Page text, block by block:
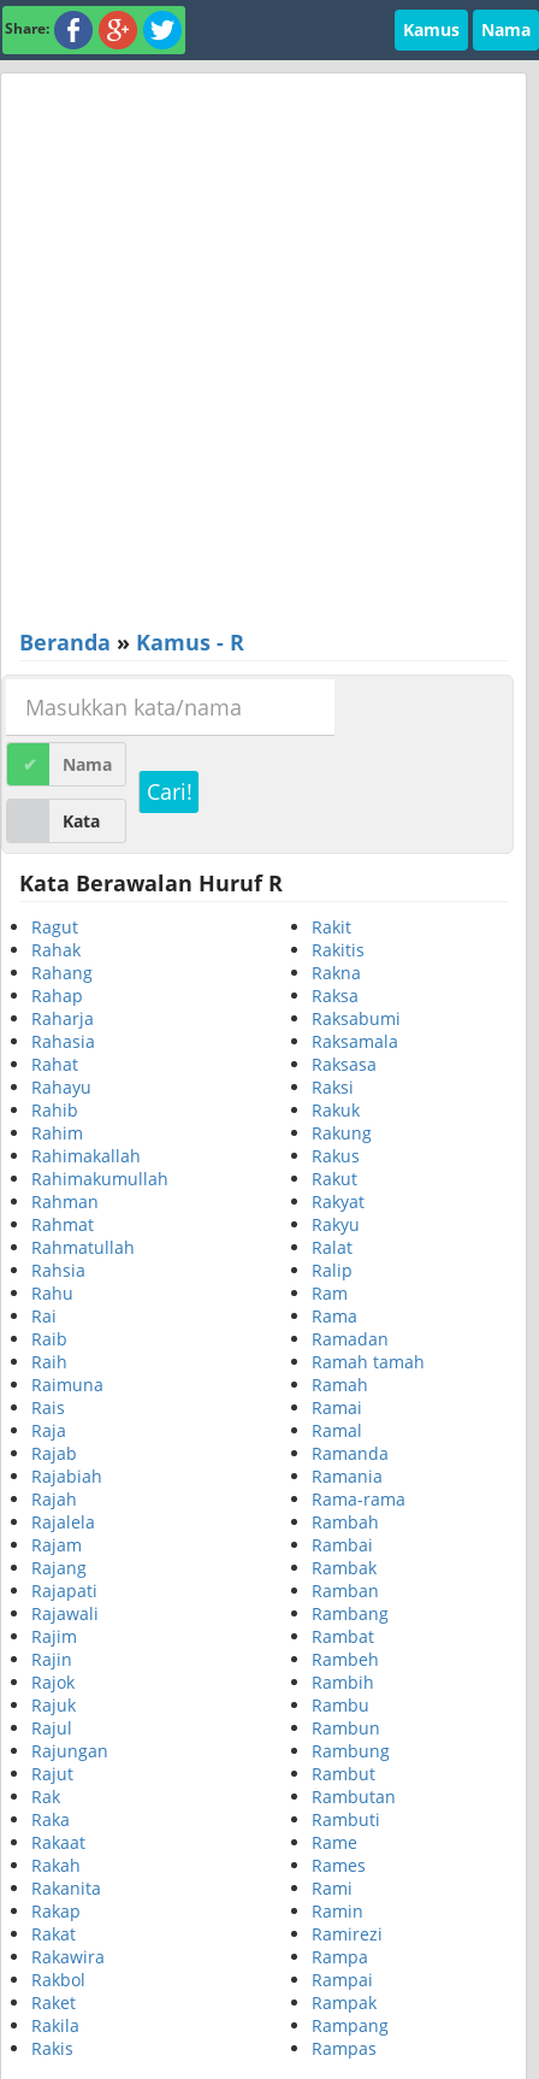
Share: Kamus Nama
Beranda » Kamus - R
Nama
Kata
Cari!
Kata Berawalan Huruf R
Ragut
Rahak
Rahang
Rahap
Raharja
Rahasia
Rahat
Rahayu
Rahib
Rahim
Rahimakallah
Rahimakumullah
Rahman
Rahmat
Rahmatullah
Rahsia
Rahu
Rai
Raib
Raih
Raimuna
Rais
Raja
Rajab
Rajabiah
Rajah
Rajalela
Rajam
Rajang
Rajapati
Rajawali
Rajim
Rajin
Rajok
Rajuk
Rajul
Rajungan
Rajut
Rak
Raka
Rakaat
Rakah
Rakanita
Rakap
Rakat
Rakawira
Rakbol
Raket
Rakila
Rakis
Rakit
Rakitis
Rakna
Raksa
Raksabumi
Raksamala
Raksasa
Raksi
Rakuk
Rakung
Rakus
Rakut
Rakyat
Rakyu
Ralat
Ralip
Ram
Rama
Ramadan
Ramah tamah
Ramah
Ramai
Ramal
Ramanda
Ramania
Rama-rama
Rambah
Rambai
Rambak
Ramban
Rambang
Rambat
Rambeh
Rambih
Rambu
Rambun
Rambung
Rambut
Rambutan
Rambuti
Rame
Rames
Rami
Ramin
Ramirezi
Rampa
Rampai
Rampak
Rampang
Rampas